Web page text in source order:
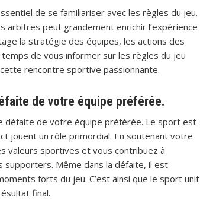
de se familiariser avec les règles du jeu.
peut grandement enrichir l’expérience
la stratégie des équipes, les actions des
de vous informer sur les règles du jeu
rencontre sportive passionnante.
de votre équipe préférée.
défaite de votre équipe préférée. Le sport est
jouent un rôle primordial. En soutenant votre
valeurs sportives et vous contribuez à
Même dans la défaite, il est
forts du jeu. C’est ainsi que le sport unit
final.